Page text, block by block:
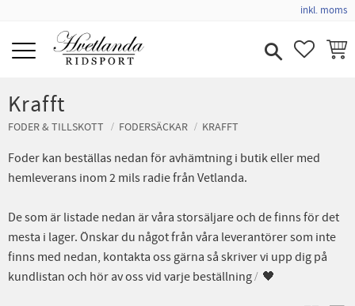
inkl. moms
Krafft
FODER & TILLSKOTT FODERSÄCKAR KRAFFT
Foder kan beställas nedan för avhämtning i butik eller med
hemleverans inom 2 mils radie från Vetlanda.
De som är listade nedan är våra storsäljare och de finns för det
mesta i lager. Önskar du något från våra leverantörer som inte
finns med nedan, kontakta oss gärna så skriver vi upp dig på
kundlistan och hör av oss vid varje beställning
🖤